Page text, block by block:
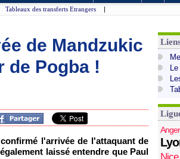
Tableaux des transferts Etrangers |
de Mandzukic
de Pogba !
l'arrivée de l'attaquant de
laissé entendre que Paul